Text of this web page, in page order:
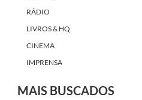
RÁDIO
LIVROS & HQ
CINEMA
IMPRENSA
MAIS BUSCADOS